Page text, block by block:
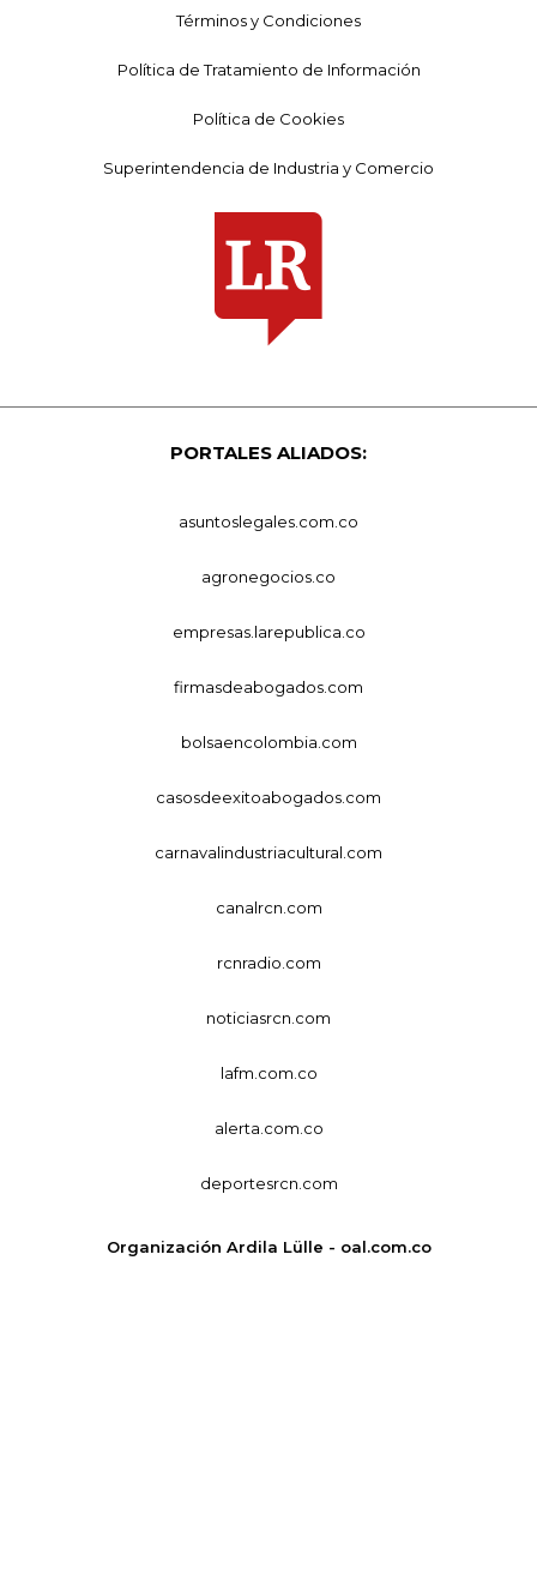
Términos y Condiciones
Política de Tratamiento de Información
Política de Cookies
Superintendencia de Industria y Comercio
PORTALES ALIADOS:
asuntoslegales.com.co
agronegocios.co
empresas.larepublica.co
firmasdeabogados.com
bolsaencolombia.com
casosdeexitoabogados.com
carnavalindustriacultural.com
canalrcn.com
rcnradio.com
noticiasrcn.com
lafm.com.co
alerta.com.co
deportesrcn.com
Organización Ardila Lülle - oal.com.co